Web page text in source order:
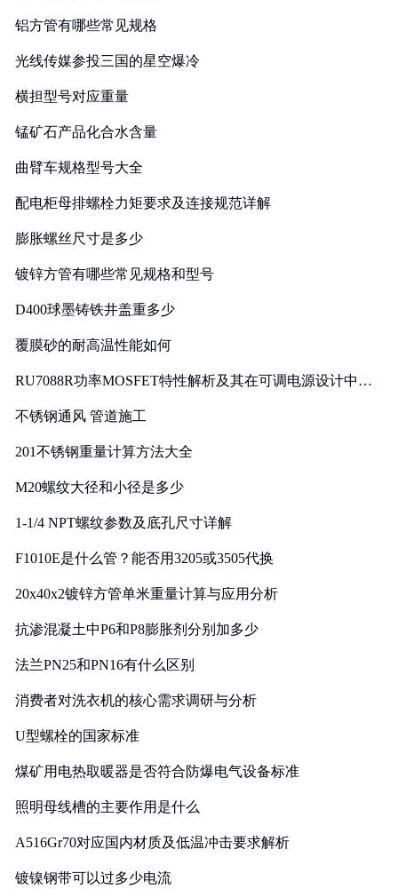
铝方管有哪些常见规格
光线传媒参投三国的星空爆冷
横担型号对应重量
锰矿石产品化合水含量
曲臂车规格型号大全
配电柜母排螺栓力矩要求及连接规范详解
膨胀螺丝尺寸是多少
镀锌方管有哪些常见规格和型号
D400球墨铸铁井盖重多少
覆膜砂的耐高温性能如何
RU7088R功率MOSFET特性解析及其在可调电源设计中的
不锈钢通风 管道施工
201不锈钢重量计算方法大全
M20螺纹大径和小径是多少
1-1/4 NPT螺纹参数及底孔尺寸详解
F1010E是什么管？能否用3205或3505代换
20x40x2镀锌方管单米重量计算与应用分析
抗渗混凝土中P6和P8膨胀剂分别加多少
法兰PN25和PN16有什么区别
消费者对洗衣机的核心需求调研与分析
U型螺栓的国家标准
煤矿用电热取暖器是否符合防爆电气设备标准
照明母线槽的主要作用是什么
A516Gr70对应国内材质及低温冲击要求解析
镀镍钢带可以过多少电流